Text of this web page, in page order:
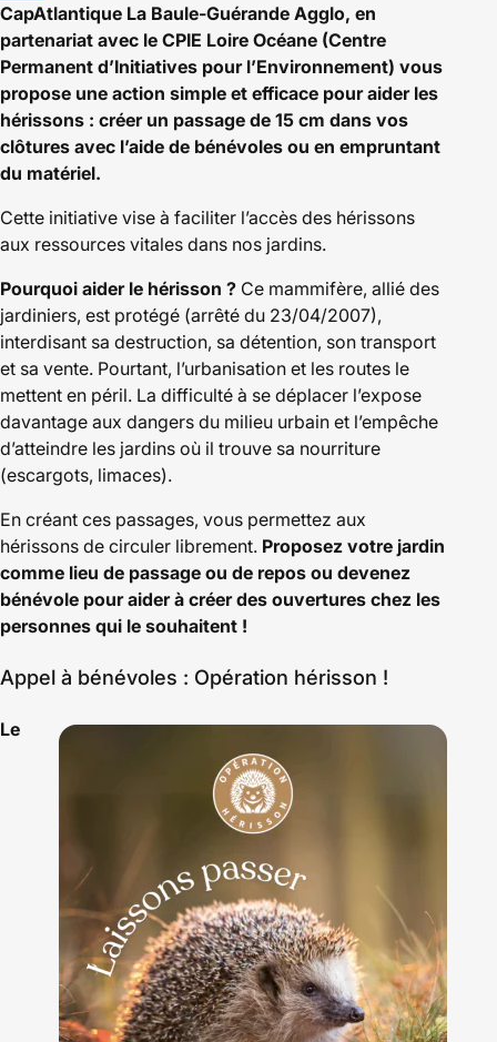
CapAtlantique La Baule-Guérande Agglo, en
partenariat avec le CPIE Loire Océane (Centre
Permanent d’Initiatives pour l’Environnement) vous
propose une action simple et efficace pour aider les
hérissons : créer un passage de 15 cm dans vos
clôtures avec l’aide de bénévoles ou en empruntant
du matériel.
Cette initiative vise à faciliter l’accès des hérissons
aux ressources vitales dans nos jardins.
Pourquoi aider le hérisson ? Ce mammifère, allié des
jardiniers, est protégé (arrêté du 23/04/2007),
interdisant sa destruction, sa détention, son transport
et sa vente. Pourtant, l’urbanisation et les routes le
mettent en péril. La difficulté à se déplacer l’expose
davantage aux dangers du milieu urbain et l’empêche
d’atteindre les jardins où il trouve sa nourriture
(escargots, limaces).
En créant ces passages, vous permettez aux
hérissons de circuler librement. Proposez votre jardin
comme lieu de passage ou de repos ou devenez
bénévole pour aider à créer des ouvertures chez les
personnes qui le souhaitent !
Appel à bénévoles : Opération hérisson !
Le